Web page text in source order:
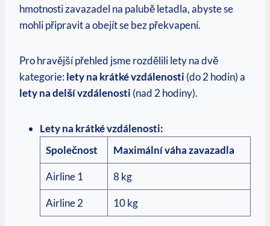
hmotnosti zavazadel na palubě letadla, abyste se
mohli připravit a obejít se bez překvapení.
Pro hravější přehled jsme rozdělili lety na dvě
kategorie:lety na krátké vzdálenosti (do 2 hodin) a
lety na delší vzdálenosti (nad 2 hodiny).
Lety na krátké vzdálenosti:
Společnost
Maximální váha zavazadla
Airline 1 8 kg
Airline 2 10 kg